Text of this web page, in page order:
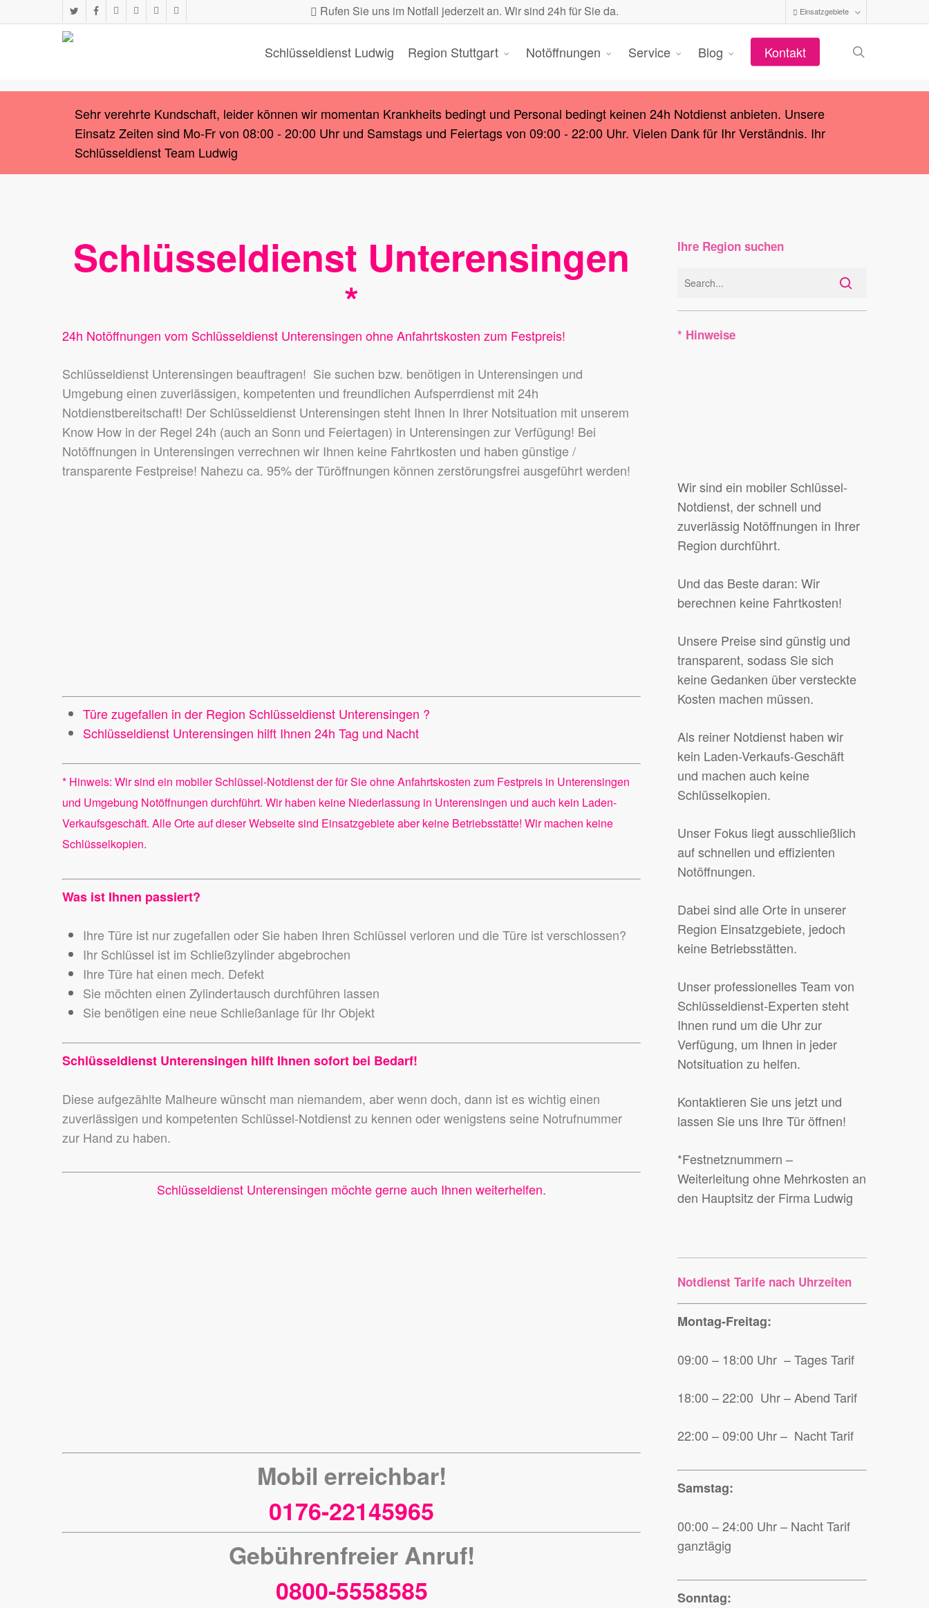
to
twitter facebookinstagramwhatsappphoneemail Rufen Sie uns im Notfall jederzeit an. Wir sind 24h für Sie da. Einsatzgebiete
Schlüsseldienst Ludwig Region Stuttgart Notöffnungen Service Blog Kontakt
Sehr verehrte Kundschaft, leider können wir momentan Krankheits bedingt und Personal bedingt keinen 24h Notdienst anbieten. Unsere
Einsatz Zeiten sind Mo-Fr von 08:00 - 20:00 Uhr und Samstags und Feiertags von 09:00 - 22:00 Uhr. Vielen Dank für Ihr Verständnis. Ihr
Schlüsseldienst Team Ludwig
Schlüsseldienst Unterensingen
*
24h Notöffnungen vom Schlüsseldienst Unterensingen ohne Anfahrtskosten zum Festpreis!
Schlüsseldienst Unterensingen beauftragen! Sie suchen bzw. benötigen in Unterensingen und
Umgebung einen zuverlässigen, kompetenten und freundlichen Aufsperrdienst mit 24h
Notdienstbereitschaft! Der Schlüsseldienst Unterensingen steht Ihnen In Ihrer Notsituation mit unserem
Know How in der Regel 24h (auch an Sonn und Feiertagen) in Unterensingen zur Verfügung! Bei
Notöffnungen in Unterensingen verrechnen wir Ihnen keine Fahrtkosten und haben günstige /
transparente Festpreise! Nahezu ca. 95% der Türöffnungen können zerstörungsfrei ausgeführt werden!
Türe zugefallen in der Region Schlüsseldienst Unterensingen ?
Schlüsseldienst Unterensingen hilft Ihnen 24h Tag und Nacht
* Hinweis: Wir sind ein mobiler Schlüssel-Notdienst der für Sie ohne Anfahrtskosten zum Festpreis in Unterensingen
und Umgebung Notöffnungen durchführt. Wir haben keine Niederlassung in Unterensingen und auch kein Laden-
Verkaufsgeschäft. Alle Orte auf dieser Webseite sind Einsatzgebiete aber keine Betriebsstätte! Wir machen keine
Schlüsselkopien.
Was ist Ihnen passiert?
Ihre Türe ist nur zugefallen oder Sie haben Ihren Schlüssel verloren und die Türe ist verschlossen?
Ihr Schlüssel ist im Schließzylinder abgebrochen
Ihre Türe hat einen mech. Defekt
Sie möchten einen Zylindertausch durchführen lassen
Sie benötigen eine neue Schließanlage für Ihr Objekt
Schlüsseldienst Unterensingen hilft Ihnen sofort bei Bedarf!
Diese aufgezählte Malheure wünscht man niemandem, aber wenn doch, dann ist es wichtig einen
zuverlässigen und kompetenten Schlüssel-Notdienst zu kennen oder wenigstens seine Notrufnummer
zur Hand zu haben.
Schlüsseldienst Unterensingen möchte gerne auch Ihnen weiterhelfen.
Mobil erreichbar!
0176-22145965
Gebührenfreier Anruf!
0800-5558585
Ihre Region suchen
* Hinweise
Wir sind ein mobiler Schlüssel-
Notdienst, der schnell und
zuverlässig Notöffnungen in Ihrer
Region durchführt.
Und das Beste daran: Wir
berechnen keine Fahrtkosten!
Unsere Preise sind günstig und
transparent, sodass Sie sich
keine Gedanken über versteckte
Kosten machen müssen.
Als reiner Notdienst haben wir
kein Laden-Verkaufs-Geschäft
und machen auch keine
Schlüsselkopien.
Unser Fokus liegt ausschließlich
auf schnellen und effizienten
Notöffnungen.
Dabei sind alle Orte in unserer
Region Einsatzgebiete, jedoch
keine Betriebsstätten.
Unser professionelles Team von
Schlüsseldienst-Experten steht
Ihnen rund um die Uhr zur
Verfügung, um Ihnen in jeder
Notsituation zu helfen.
Kontaktieren Sie uns jetzt und
lassen Sie uns Ihre Tür öffnen!
*Festnetznummern –
Weiterleitung ohne Mehrkosten an
den Hauptsitz der Firma Ludwig
Notdienst Tarife nach Uhrzeiten
Montag-Freitag:
09:00 – 18:00 Uhr – Tages Tarif
18:00 – 22:00 Uhr – Abend Tarif
22:00 – 09:00 Uhr – Nacht Tarif
Samstag:
00:00 – 24:00 Uhr – Nacht Tarif
ganztägig
Sonntag: